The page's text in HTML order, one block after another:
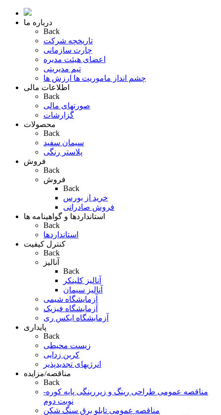
درباره ما
Back
تاریخچه شرکت
چارت سازمانی
اعضای هیئت مدیره
تیم مدیریتی
چشم انداز ماموریت ها ارزش ها
اطلاعات مالی
Back
صورتهای مالی
گزارشات
محصولات
Back
سیمان سفید
پلاستر رنگی
فروش
Back
فروش
Back
خرید از بورس
فروش صادراتی
استانداردها و گواهینامه ها
Back
استانداردها
کنترل کیفیت
Back
آنالیز
Back
آنالیز کلینکر
آنالیز سیمان
آزمایشگاه شیمی
آزمایشگاه فیزیک
آزمایشگاه ایکس ری
پایداری
Back
زیست محیطی
کربن زدایی
انرژیهای تجدیدپذیر
مناقصه/مزایده
Back
مناقصه عمومی طراحی رینگ و زیررینگی پایه کوره-
نوبت دوم
مناقصه عمومی تابلو برق سنگ شکن